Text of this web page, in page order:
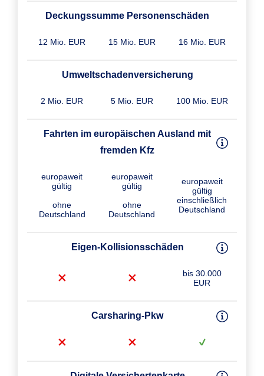
Deckungssumme Personenschäden
12 Mio. EUR 15 Mio. EUR 16 Mio. EUR
Umweltschaden­versicherung
2 Mio. EUR 5 Mio. EUR 100 Mio. EUR
Fahrten im europäischen Ausland mit
fremden Kfz
europaweit
gültig
ohne
Deutschland
europaweit
gültig
ohne
Deutschland
europaweit
gültig
einschließlich
Deutschland
Eigen-Kollisions­schäden
bis 30.000
EUR
Carsharing-Pkw